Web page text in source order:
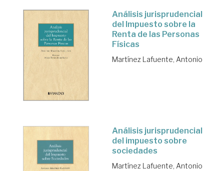
Análisis jurisprudencial
del Impuesto sobre la
Renta de las Personas
Físicas
Martínez Lafuente, Antonio
Análisis jurisprudencial
del impuesto sobre
sociedades
Martínez Lafuente, Antonio